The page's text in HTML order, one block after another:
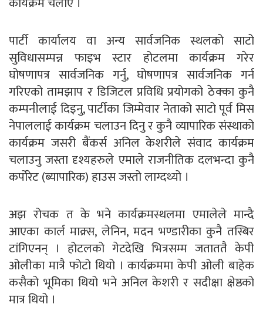
पार्टी कार्यालय वा अन्य सार्वजनिक स्थलको साटो
सुविधासम्पन्न फाइभ स्टार होटलमा कार्यक्रम गरेर
घोषणापत्र सार्वजनिक गर्नु, घोषणापत्र सार्वजनिक गर्न
गरिएको तामझाप र डिजिटल प्रविधि प्रयोगको ठेक्का कुनै
कम्पनीलाई दिइनु, पार्टीका जिम्मेवार नेताको साटो पूर्व मिस
नेपाललाई कार्यक्रम चलाउन दिनु र कुनै व्यापारिक संस्थाको
कार्यक्रम जसरी बैंकर्स अनिल केशरीले संवाद कार्यक्रम
चलाउनु जस्ता दृश्यहरुले एमाले राजनीतिक दलभन्दा कुनै
कर्पोरेट (ब्यापारिक) हाउस जस्तो लाग्दथ्यो ।
अझ रोचक त के भने कार्यक्रमस्थलमा एमालेले मान्दै
आएका कार्ल माक्र्स, लेनिन, मदन भण्डारीका कुनै तस्बिर
टांगिएनन् । होटलको गेटदेखि भित्रसम्म जताततै केपी
ओलीका मात्रै फोटो थियो । कार्यक्रममा केपी ओली बाहेक
कसैको भूमिका थियो भने अनिल केशरी र सदीक्षा क्षेष्ठको
मात्र थियो ।